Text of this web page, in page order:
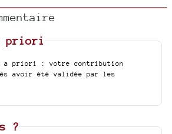
priori
a priori : votre contribution
avoir été validée par les
?